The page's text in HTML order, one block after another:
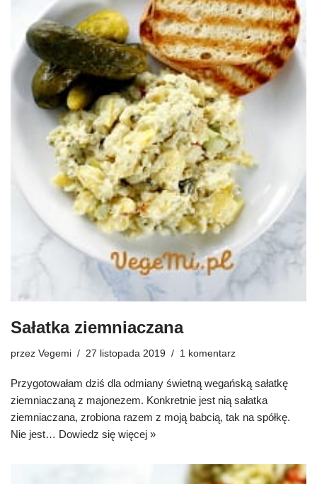
Sałatka ziemniaczana
przez Vegemi 27 listopada 2019 1 komentarz
Przygotowałam dziś dla odmiany świetną wegańską sałatkę
ziemniaczaną z majonezem. Konkretnie jest nią sałatka
ziemniaczana, zrobiona razem z moją babcią, tak na spółkę.
Nie jest… Dowiedz się więcej »